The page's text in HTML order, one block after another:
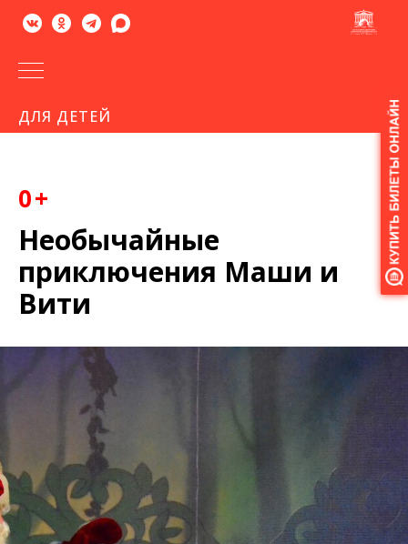
слабовидящих
ДЛЯ ДЕТЕЙ
0+
Необычайные
приключения Маши и
Вити